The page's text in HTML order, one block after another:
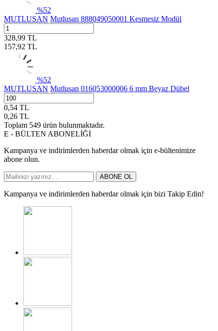
%52
MUTLUSAN Mutlusan 888049050001 Kesmesiz Modül
328,99 TL
157,92 TL
%52
MUTLUSAN Mutlusan 016053000006 6 mm Beyaz Dübel
0,54 TL
0,26 TL
Toplam 549 ürün bulunmaktadır.
E - BÜLTEN ABONELİĞİ
Kampanya ve indirimlerden haberdar olmak için e-bültenimize
abone olun.
ABONE OL
Kampanya ve indirimlerden haberdar olmak için bizi Takip Edin!